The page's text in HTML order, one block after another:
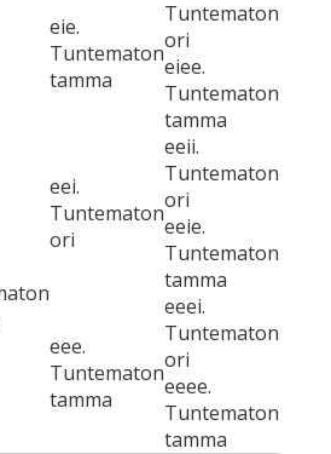
eie.
Tuntematon
tamma
Tuntematon
ori
eiee.
Tuntematon
tamma
eei.
Tuntematon
ori
eeii.
Tuntematon
ori
eeie.
Tuntematon
tamma
eee.
Tuntematon
tamma
eeei.
Tuntematon
ori
eeee.
Tuntematon
tamma